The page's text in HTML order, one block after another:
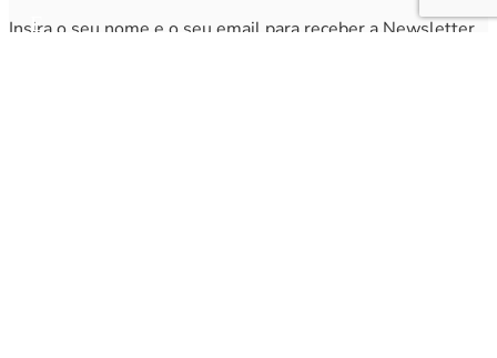
Insira o seu nome e o seu email para receber a Newsletter.